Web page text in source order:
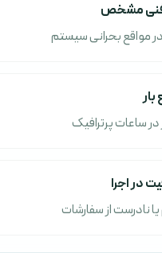
فنی مشخص
مواقع بحرانی سیستم
در ساعات پرترافیک
در اجرا
نادرست از سفارشات